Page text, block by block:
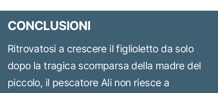
CONCLUSIONI
Ritrovatosi a crescere il figlioletto da solo
dopo la tragica scomparsa della madre del
piccolo, il pescatore Ali non riesce a